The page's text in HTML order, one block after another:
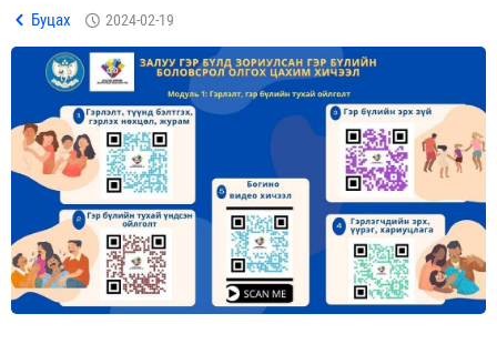
Буцах 2024-02-19